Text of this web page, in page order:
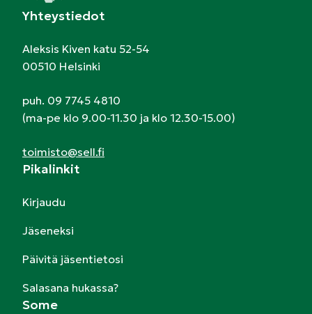
Yhteystiedot
Aleksis Kiven katu 52-54
00510 Helsinki
puh. 09 7745 4810
(ma-pe klo 9.00-11.30 ja klo 12.30-15.00)
toimisto@sell.fi
Pikalinkit
Kirjaudu
Jäseneksi
Päivitä jäsentietosi
Salasana hukassa?
Some